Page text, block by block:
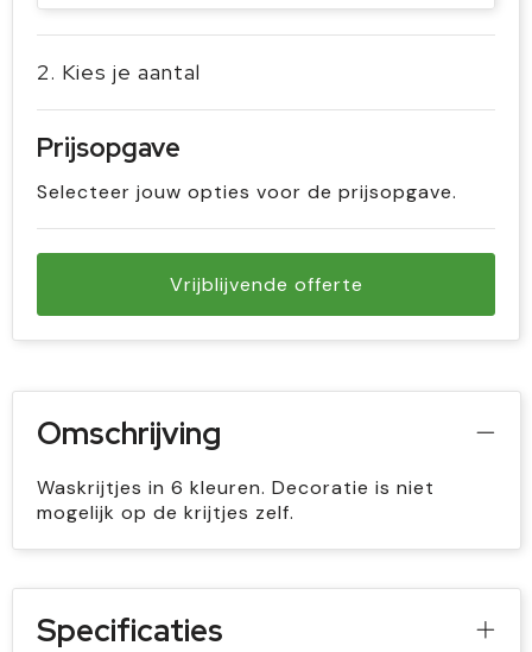
2. Kies je aantal
Prijsopgave
Selecteer jouw opties voor de prijsopgave.
Vrijblijvende offerte
Omschrijving
Waskrijtjes in 6 kleuren. Decoratie is niet
mogelijk op de krijtjes zelf.
Specificaties